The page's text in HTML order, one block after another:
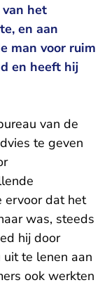
het
en aan
man voor ruim
en heeft hij
van de
te geven
ervoor dat het
was, steeds
hij door
te lenen aan
ook werkten